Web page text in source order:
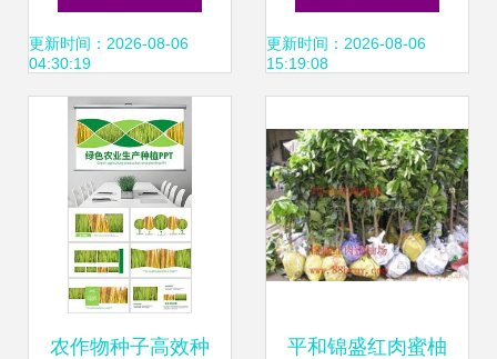
种子进出口规定的
协调路径
更新时间：2026-08-06
04:30:19
更新时间：2026-08-06
15:19:08
农作物种子高效种 平和锦盛红肉蜜柚